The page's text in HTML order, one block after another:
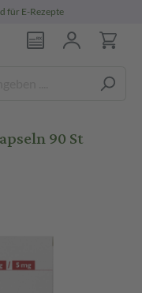
für E-Rezepte
90 St